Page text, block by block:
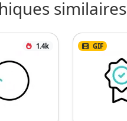
similaires
1.4k GIF